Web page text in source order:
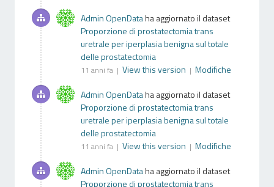
Admin OpenDataha aggiornato il dataset
Proporzione di prostatectomia trans
uretrale per iperplasia benigna sul totale
delle prostatectomia
11 anni fa | View this version | Modifiche
Admin OpenDataha aggiornato il dataset
Proporzione di prostatectomia trans
uretrale per iperplasia benigna sul totale
delle prostatectomia
11 anni fa | View this version | Modifiche
Admin OpenDataha aggiornato il dataset
Proporzione di prostatectomia trans